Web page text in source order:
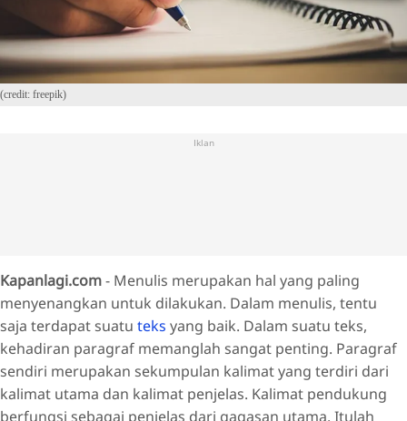
(credit: freepik)
Iklan
Kapanlagi.com- Menulis merupakan hal yang paling
menyenangkan untuk dilakukan. Dalam menulis, tentu
saja terdapat suatu teks yang baik. Dalam suatu teks,
kehadiran paragraf memanglah sangat penting. Paragraf
sendiri merupakan sekumpulan kalimat yang terdiri dari
kalimat utama dan kalimat penjelas. Kalimat pendukung
berfungsi sebagai penjelas dari gagasan utama. Itulah